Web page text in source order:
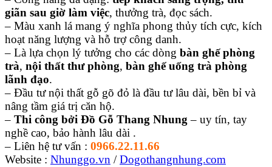
giãn sau giờ làm việc, thưởng trà, đọc sách.
– Màu xanh lá mang ý nghĩa phong thủy tích cực, kích
hoạt năng lượng và hỗ trợ công danh.
– Là lựa chọn lý tưởng cho các dòng bàn ghế phòng
trà, nội thất thư phòng, bàn ghế uống trà phòng
lãnh đạo.
– Đầu tư nội thất gỗ gõ đỏ là đầu tư lâu dài, bền bỉ và
nâng tầm giá trị căn hộ.
– Thi công bởi Đồ Gỗ Thang Nhung– uy tín, tay
nghề cao, bảo hành lâu dài .
– Liên hệ tư vấn : 0966.22.11.66
Website : Nhunggo.vn /Dogothangnhung.com